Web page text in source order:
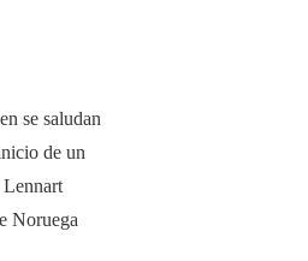
se saludan
de un
Lennart
Noruega